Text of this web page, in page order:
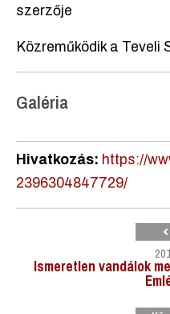
szerzője
Közreműködik a Teveli
Galéria
Hivatkozás: https://
2396304847729/
Ismeretlen vandálok